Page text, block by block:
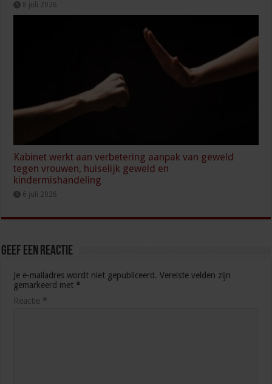
8 juli 2026
Kabinet werkt aan verbetering aanpak van geweld
tegen vrouwen, huiselijk geweld en
kindermishandeling
6 juli 2026
Geef een reactie
Je e-mailadres wordt niet gepubliceerd. Vereiste velden zijn
gemarkeerd met *
Reactie *